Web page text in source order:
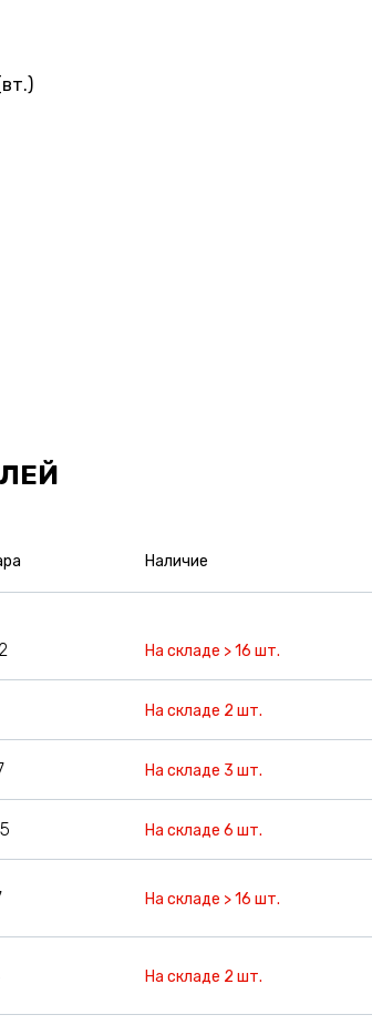
Наличие
На складе > 16 шт.
На складе 2 шт.
На складе 3 шт.
На складе 6 шт.
На складе > 16 шт.
На складе 2 шт.